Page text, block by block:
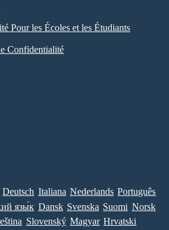
Pour les Écoles et les Étudiants
Confidentialité
Deutsch Italiana Nederlands Português
язы́к Dansk Svenska Suomi Norsk
Slovenský Magyar Hrvatski